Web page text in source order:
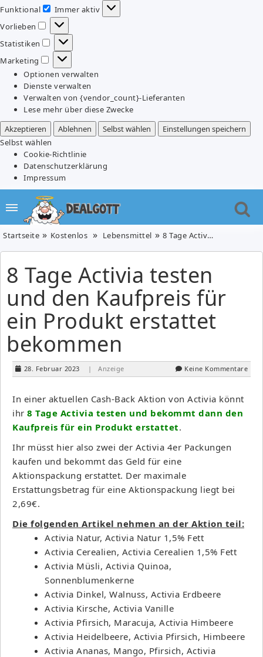
Funktional
Funktional
Immer aktiv
Vorlieben
Vorlieben
Statistiken
Statistiken
Marketing
Marketing
Optionen verwalten
Dienste verwalten
Verwalten von {vendor_count}-Lieferanten
Lese mehr über diese Zwecke
Akzeptieren
Ablehnen Selbst wählen
Einstellungen speichern
Selbst wählen
Cookie-Richtlinie
Datenschutzerklärung
Impressum
Startseite Kostenlos Lebensmittel 8 Tage Activia testen und den Kaufpreis für ein Produkt erstattet bekommen
8 Tage Activia testen
und den Kaufpreis für
ein Produkt erstattet
bekommen
28. Februar 2023 | Anzeige Keine Kommentare
In einer aktuellen Cash-Back Aktion von Activia könnt
ihr 8 Tage Activia testen und bekommt dann den
Kaufpreis für ein Produkt erstattet.
Ihr müsst hier also zwei der Activia 4er Packungen
kaufen und bekommt das Geld für eine
Aktionspackung erstattet. Der maximale
Erstattungsbetrag für eine Aktionspackung liegt bei
2,69€.
Die folgenden Artikel nehmen an der Aktion teil:
Activia Natur, Activia Natur 1,5% Fett
Activia Cerealien, Activia Cerealien 1,5% Fett
Activia Müsli, Activia Quinoa,
Sonnenblumenkerne
Activia Dinkel, Walnuss, Activia Erdbeere
Activia Kirsche, Activia Vanille
Activia Pfirsich, Maracuja, Activia Himbeere
Activia Heidelbeere, Activia Pfirsich, Himbeere
Activia Ananas, Mango, Pfirsich, Activia